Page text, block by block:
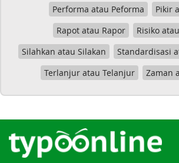
Performa atau Peforma
Pikir
Rapot atau Rapor
Risiko
Silahkan atau Silakan
Standardisasi
Terlanjur atau Telanjur
Zaman